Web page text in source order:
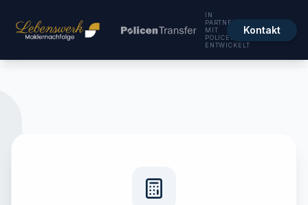
IN
PARTNERSCHAFT
MIT
POLICENTRANSFER
ENTWICKELT
Kontakt